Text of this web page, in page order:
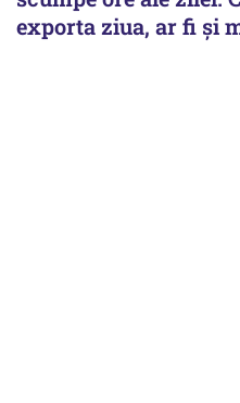
exporta ziua, ar fi și